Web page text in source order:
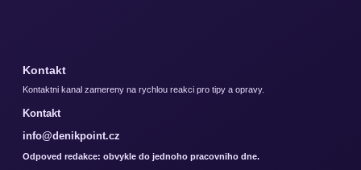
Kontakt
Kontaktni kanal zamereny na rychlou reakci pro tipy a opravy.
Kontakt
info@denikpoint.cz
Odpoved redakce: obvykle do jednoho pracovniho dne.